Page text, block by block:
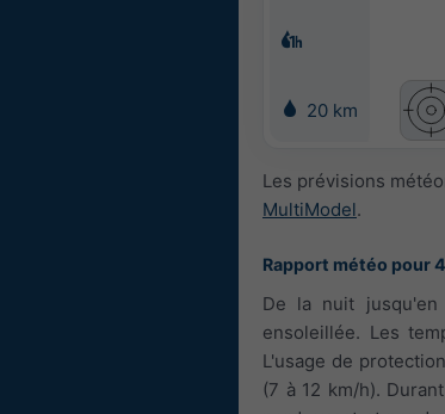
20 km
Les prévisions
MultiModel.
Rapport météo pour
De la nuit
ensoleillée. Les
L'usage de
(7 à 12 km/h).